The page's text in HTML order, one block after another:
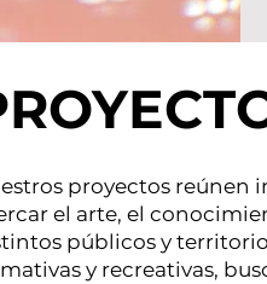
proyectos reúnen
el arte, el
públicos y
y recreativas,